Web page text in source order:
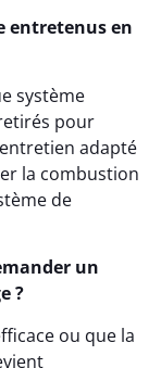
entretenus en
système
pour
adapté
la combustion
de
un
?
ou que la